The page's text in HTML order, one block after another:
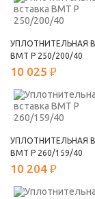
УПЛОТНИТЕЛЬНАЯ
ВМТ Р 250/200/40
10 025 ₽
УПЛОТНИТЕЛЬНАЯ
ВМТ Р 260/159/40
10 204 ₽